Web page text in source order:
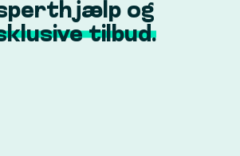
os:
55 90
og
tilbud.